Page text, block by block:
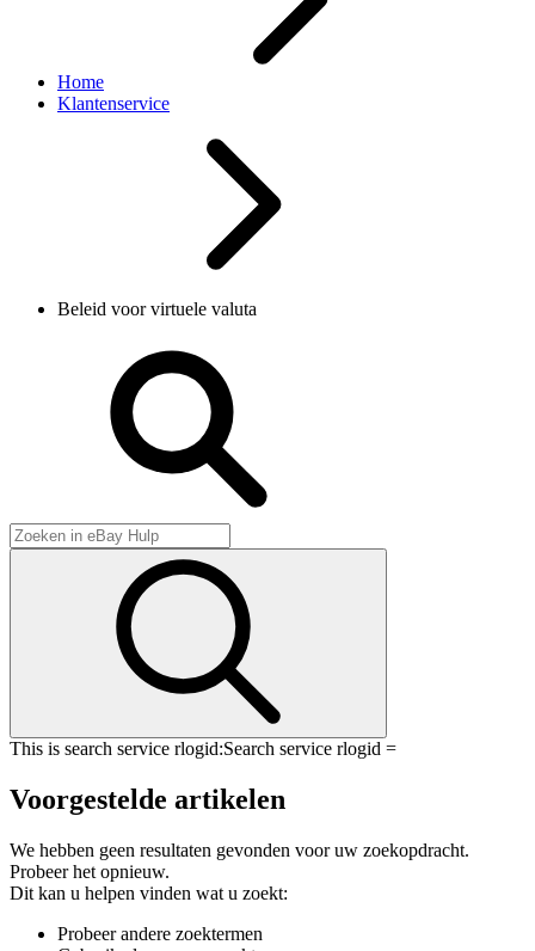
Home
Klantenservice
Beleid voor virtuele valuta
This is search service rlogid:Search service rlogid =
Voorgestelde artikelen
We hebben geen resultaten gevonden voor uw zoekopdracht.
Probeer het opnieuw.
Dit kan u helpen vinden wat u zoekt:
Probeer andere zoektermen